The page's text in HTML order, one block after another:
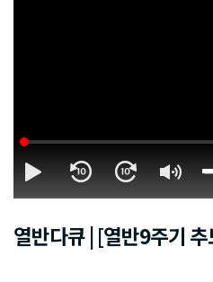
열반다큐 | [열반9주기